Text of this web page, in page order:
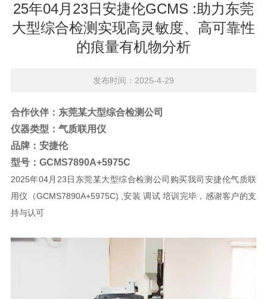
25年04月23日安捷伦GCMS :助力东莞
大型综合检测实现高灵敏度、高可靠性
的痕量有机物分析
发布时间：2025-4-29
合作伙伴： 东莞某大型综合检测公司
仪器类型： 气质联用仪
品牌：安捷伦
型号： GCMS7890A+5975C
2025年04月23日东莞某大型综合检测公司购买我司安捷伦气质联
用仪（GCMS7890A+5975C) ,安装 调试 培训完毕，感谢客户的支
持与认可